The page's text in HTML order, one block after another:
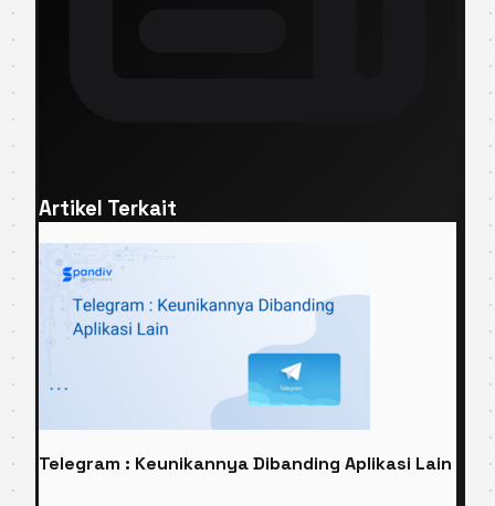
Artikel Terkait
Telegram : Keunikannya Dibanding Aplikasi Lain